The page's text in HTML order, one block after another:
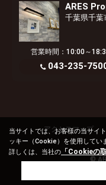
ARES
千葉県千
営業時間：10:00～
043-235-
アクセスマップ
©
当サイトでは、お客様の当サイ
ッキー（Cookie）を使用してい
詳しくは、当社の 「Cookieの